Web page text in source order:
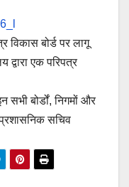
बोर्ड पर लागू
द्वारा एक परिपत्र
बोर्डों, निगमों और
सचिव